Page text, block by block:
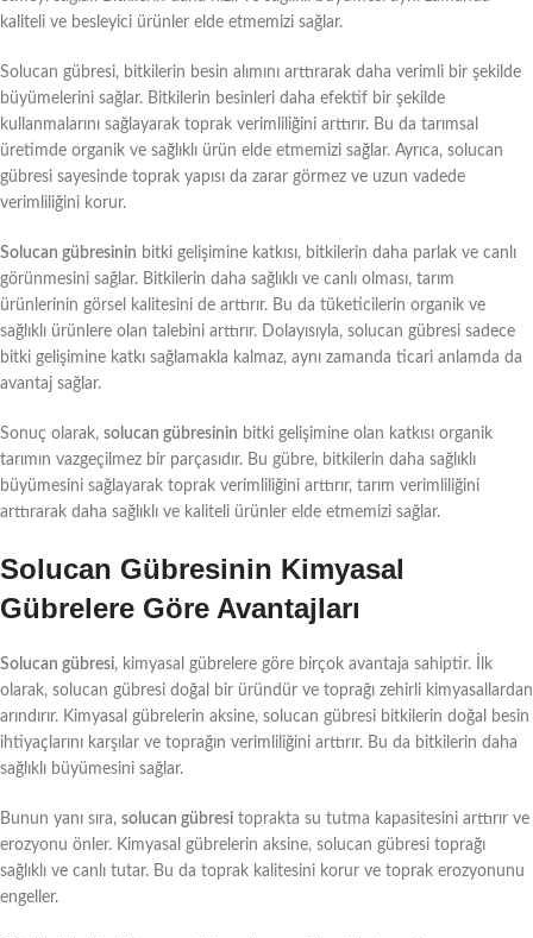
kaliteli ve besleyici ürünler elde etmemizi sağlar.
Solucan gübresi, bitkilerin besin alımını arttırarak daha verimli bir şekilde
büyümelerini sağlar. Bitkilerin besinleri daha efektif bir şekilde
kullanmalarını sağlayarak toprak verimliliğini arttırır. Bu da tarımsal
üretimde organik ve sağlıklı ürün elde etmemizi sağlar. Ayrıca, solucan
gübresi sayesinde toprak yapısı da zarar görmez ve uzun vadede
verimliliğini korur.
Solucan gübresinin bitki gelişimine katkısı, bitkilerin daha parlak ve canlı
görünmesini sağlar. Bitkilerin daha sağlıklı ve canlı olması, tarım
ürünlerinin görsel kalitesini de arttırır. Bu da tüketicilerin organik ve
sağlıklı ürünlere olan talebini arttırır. Dolayısıyla, solucan gübresi sadece
bitki gelişimine katkı sağlamakla kalmaz, aynı zamanda ticari anlamda da
avantaj sağlar.
Sonuç olarak, solucan gübresinin bitki gelişimine olan katkısı organik
tarımın vazgeçilmez bir parçasıdır. Bu gübre, bitkilerin daha sağlıklı
büyümesini sağlayarak toprak verimliliğini arttırır, tarım verimliliğini
arttırarak daha sağlıklı ve kaliteli ürünler elde etmemizi sağlar.
Solucan Gübresinin Kimyasal
Gübrelere Göre Avantajları
Solucan gübresi, kimyasal gübrelere göre birçok avantaja sahiptir. İlk
olarak, solucan gübresi doğal bir üründür ve toprağı zehirli kimyasallardan
arındırır. Kimyasal gübrelerin aksine, solucan gübresi bitkilerin doğal besin
ihtiyaçlarını karşılar ve toprağın verimliliğini arttırır. Bu da bitkilerin daha
sağlıklı büyümesini sağlar.
Bunun yanı sıra, solucan gübresi toprakta su tutma kapasitesini arttırır ve
erozyonu önler. Kimyasal gübrelerin aksine, solucan gübresi toprağı
sağlıklı ve canlı tutar. Bu da toprak kalitesini korur ve toprak erozyonunu
engeller.